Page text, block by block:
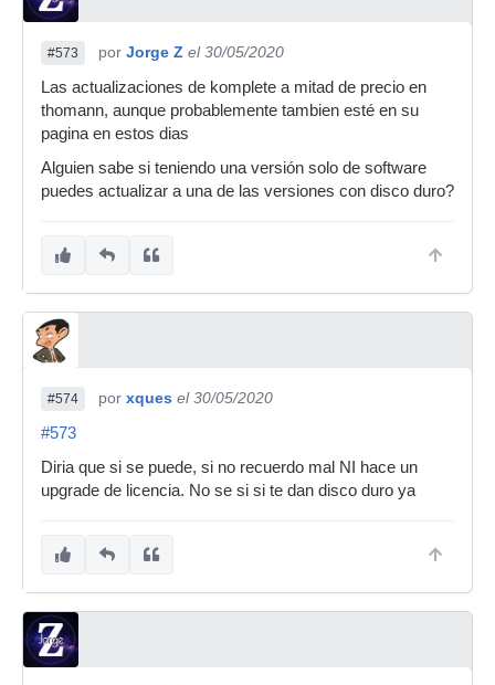
#573 por Jorge Z el 30/05/2020
Las actualizaciones de komplete a mitad de precio en
thomann, aunque probablemente tambien esté en su
pagina en estos dias
Alguien sabe si teniendo una versión solo de software
puedes actualizar a una de las versiones con disco duro?
#574 por xques el 30/05/2020
#573
Diria que si se puede, si no recuerdo mal NI hace un
upgrade de licencia. No se si si te dan disco duro ya